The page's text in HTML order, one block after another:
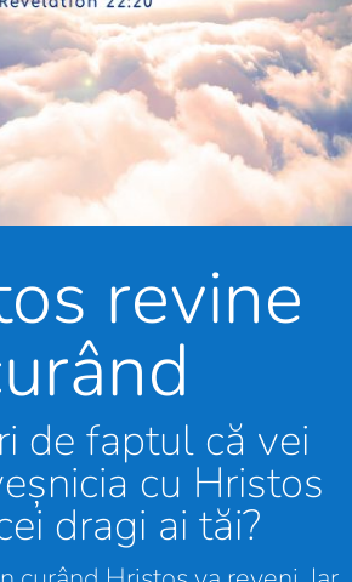
revine
de faptul că vei
cu Hristos
dragi ai tăi?